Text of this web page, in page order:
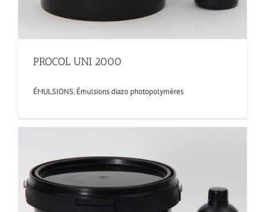
PROCOL UNI 2000
ÉMULSIONS, Émulsions diazo photopolymères